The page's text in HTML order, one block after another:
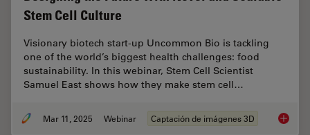
Stem Cell Culture
Visionary biotech start-up Uncommon Bio is tackling
one of the world’s biggest health challenges: food
sustainability. In this webinar, Stem Cell Scientist
Samuel East shows how they make stem cell…
Mar 11, 2025 Webinar Captación de imágenes 3D